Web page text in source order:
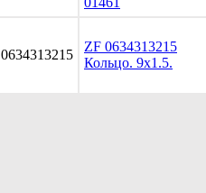
0634313215
ZF 0634313215
Кольцо. 9х1.5.